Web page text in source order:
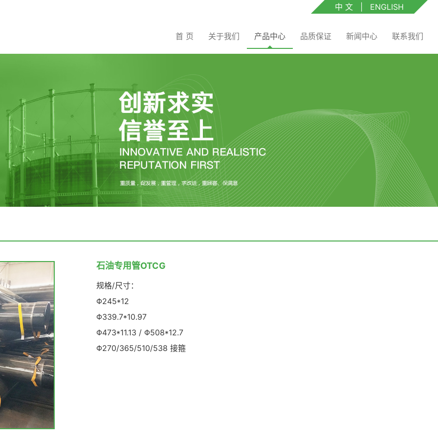
中 文 ENGLISH
首 页 关于我们 产品中心 品质保证 新闻中心 联系我们
石油专用管OTCG
规格/尺寸：
Φ245*12
Φ339.7*10.97
Φ473*11.13 / Φ508*12.7
Φ270/365/510/538 接箍